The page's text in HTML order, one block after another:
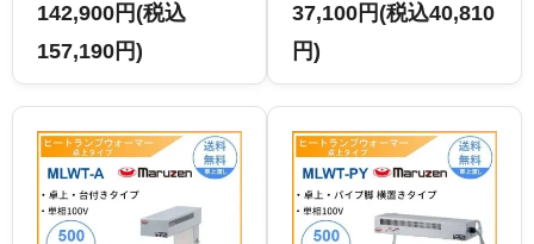
単相100V×2
142,900円(税込
157,190円)
100V
37,100円(税込40,810
円)